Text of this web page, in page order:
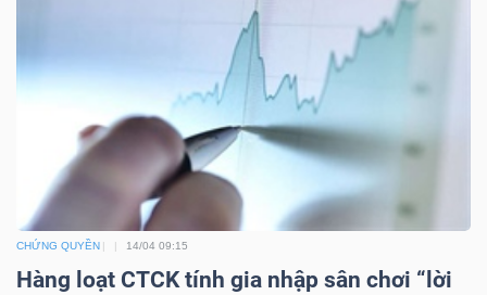
CHỨNG QUYỀN 14/04 09:15
Hàng loạt CTCK tính gia nhập sân chơi “lời
ÍCH